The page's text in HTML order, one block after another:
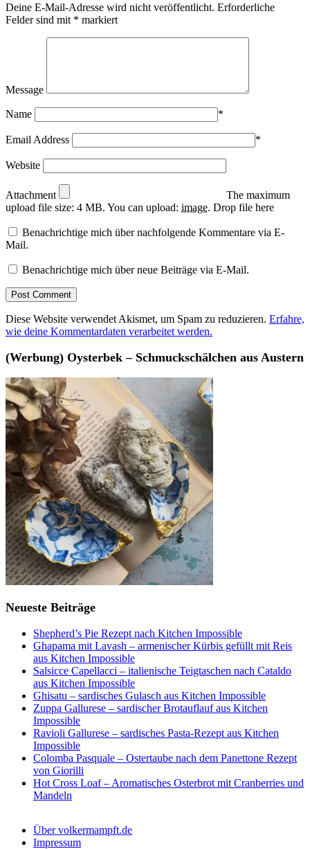
Deine E-Mail-Adresse wird nicht veröffentlicht. Erforderliche
Felder sind mit * markiert
Message
Name *
Email Address *
Website
Attachment
The maximum
upload file size: 4 MB. You can upload: image. Drop file here
Benachrichtige mich über nachfolgende Kommentare via E-
Mail.
Benachrichtige mich über neue Beiträge via E-Mail.
Diese Website verwendet Akismet, um Spam zu reduzieren. Erfahre,
wie deine Kommentardaten verarbeitet werden.
(Werbung) Oysterbek – Schmuckschälchen aus Austern
Neueste Beiträge
Shepherd’s Pie Rezept nach Kitchen Impossible
Ghapama mit Lavash – armenischer Kürbis gefüllt mit Reis
aus Kitchen Impossible
Salsicce Capellacci – italienische Teigtaschen nach Cataldo
aus Kitchen Impossible
Ghisatu – sardisches Gulasch aus Kitchen Impossible
Zuppa Gallurese – sardischer Brotauflauf aus Kitchen
Impossible
Ravioli Gallurese – sardisches Pasta-Rezept aus Kitchen
Impossible
Colomba Pasquale – Ostertaube nach dem Panettone Rezept
von Giorilli
Hot Cross Loaf – Aromatisches Osterbrot mit Cranberries und
Mandeln
Über volkermampft.de
Impressum